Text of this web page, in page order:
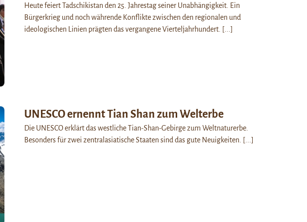
Heute feiert Tadschikistan den 25. Jahrestag seiner Unabhängigkeit. Ein
Bürgerkrieg und noch währende Konflikte zwischen den regionalen und
ideologischen Linien prägten das vergangene Vierteljahrhundert. [...]
UNESCO ernennt Tian Shan zum Welterbe
Die UNESCO erklärt das westliche Tian-Shan-Gebirge zum Weltnaturerbe.
Besonders für zwei zentralasiatische Staaten sind das gute Neuigkeiten.
[...]